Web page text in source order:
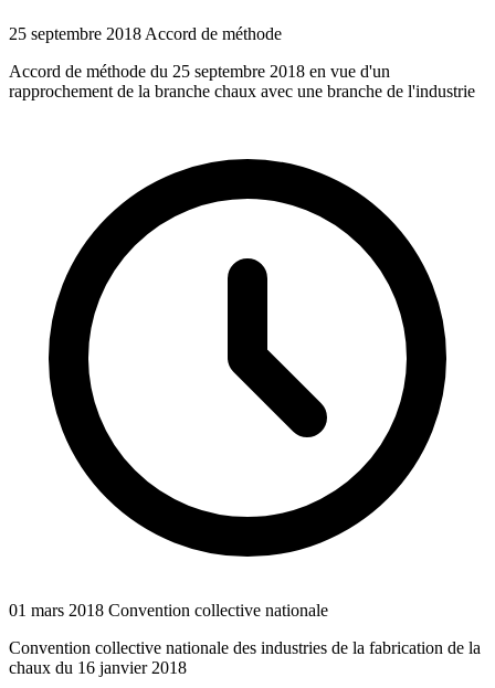
25 septembre 2018 Accord de méthode
Accord de méthode du 25 septembre 2018 en vue d'un
rapprochement de la branche chaux avec une branche de l'industrie
01 mars 2018 Convention collective nationale
Convention collective nationale des industries de la fabrication de la
chaux du 16 janvier 2018